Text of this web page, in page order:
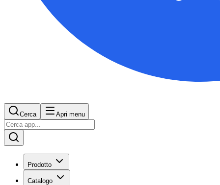
Cerca Apri menu
Prodotto
Catalogo